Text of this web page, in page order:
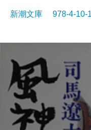
新潮文庫 978-4-